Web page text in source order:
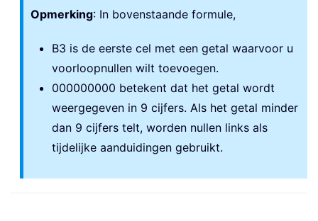
Opmerking: In bovenstaande formule,
B3 is de eerste cel met een getal waarvoor u
voorloopnullen wilt toevoegen.
000000000 betekent dat het getal wordt
weergegeven in 9 cijfers. Als het getal minder
dan 9 cijfers telt, worden nullen links als
tijdelijke aanduidingen gebruikt.